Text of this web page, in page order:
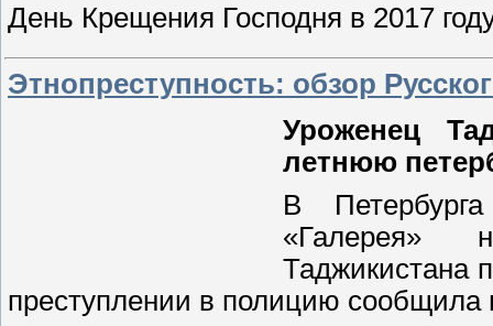
День Крещения Господня в 2017
Этнопреступность: обзор
Уроженец
летнюю
В
«Галерея»
Таджикистана
преступлении в полицию